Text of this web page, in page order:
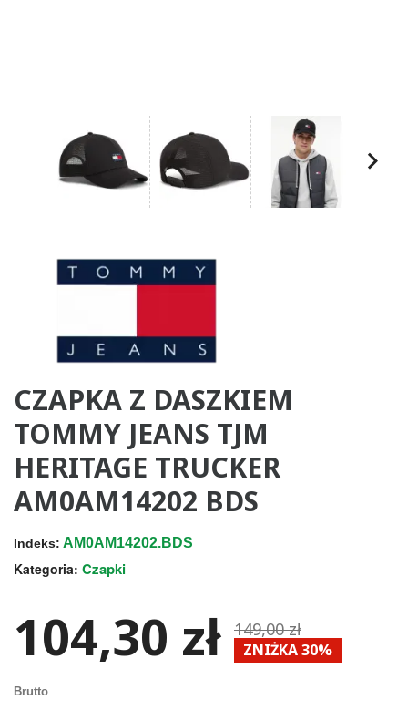
CZAPKA Z DASZKIEM
TOMMY JEANS TJM
HERITAGE TRUCKER
AM0AM14202 BDS
Indeks: AM0AM14202.BDS
Kategoria: Czapki
104,30 zł 149,00 zł
ZNIŻKA 30%
Brutto